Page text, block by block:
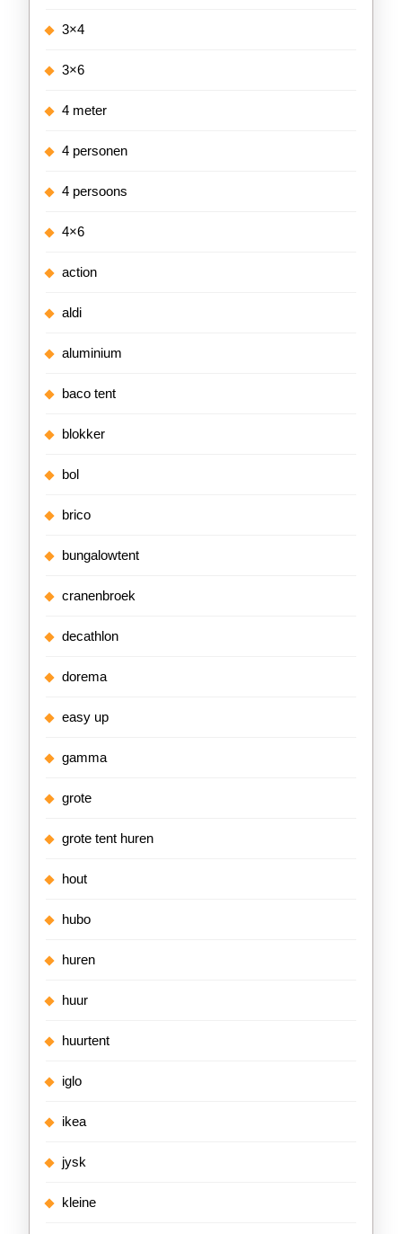
3×4
3×6
4 meter
4 personen
4 persoons
4×6
action
aldi
aluminium
baco tent
blokker
bol
brico
bungalowtent
cranenbroek
decathlon
dorema
easy up
gamma
grote
grote tent huren
hout
hubo
huren
huur
huurtent
iglo
ikea
jysk
kleine